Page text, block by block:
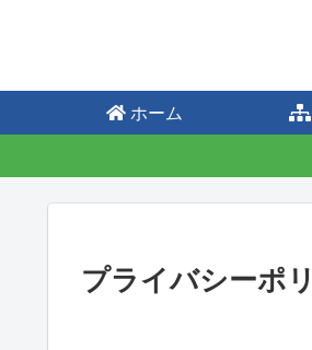
ホーム
プライバシーポ